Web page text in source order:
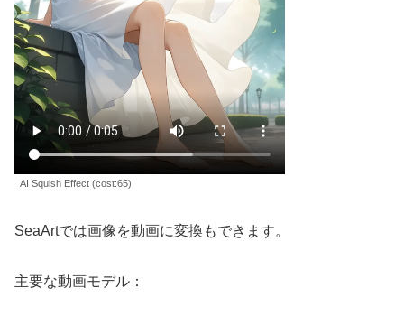
AI Squish Effect (cost:65)
SeaArtでは画像を動画に変換もできます。
主要な動画モデル：